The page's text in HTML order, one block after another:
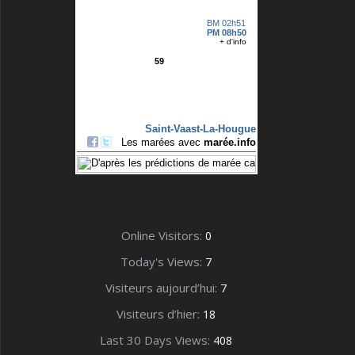
Online Visitors: 0
Today's Views: 7
Visiteurs aujourd’hui: 7
Visiteurs d’hier: 18
Last 30 Days Views: 408